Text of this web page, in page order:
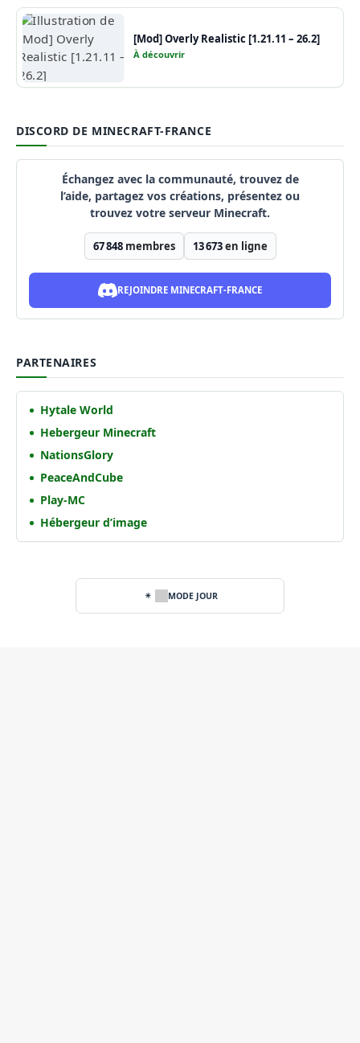
[Mod] Overly Realistic [1.21.11 – 26.2]
À découvrir
DISCORD DE MINECRAFT-FRANCE
Échangez avec la communauté, trouvez de
l’aide, partagez vos créations, présentez ou
trouvez votre serveur Minecraft.
67 848membres 13 673en ligne
REJOINDRE MINECRAFT-FRANCE
PARTENAIRES
Hytale World
Hebergeur Minecraft
NationsGlory
PeaceAndCube
Play-MC
Hébergeur d’image
MODE JOUR